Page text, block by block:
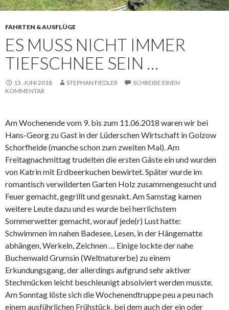
FAHRTEN & AUSFLÜGE
ES MUSS NICHT IMMER
TIEFSCHNEE SEIN …
13. JUNI 2018 STEPHAN FIEDLER
SCHREIBE EINEN
KOMMENTAR
Am Wochenende vom 9. bis zum 11.06.2018 waren wir bei
Hans-Georg zu Gast in der Lüderschen Wirtschaft in Golzow
Schorfheide (manche schon zum zweiten Mal). Am
Freitagnachmittag trudelten die ersten Gäste ein und wurden
von Katrin mit Erdbeerkuchen bewirtet. Später wurde im
romantisch verwilderten Garten Holz zusammengesucht und
Feuer gemacht, gegrillt und gesnakt. Am Samstag kamen
weitere Leute dazu und es wurde bei herrlichstem
Sommerwetter gemacht, worauf jede(r) Lust hatte:
Schwimmen im nahen Badesee, Lesen, in der Hängematte
abhängen, Werkeln, Zeichnen … Einige lockte der nahe
Buchenwald Grumsin (Weltnaturerbe) zu einem
Erkundungsgang, der allerdings aufgrund sehr aktiver
Stechmücken leicht beschleunigt absolviert werden musste.
Am Sonntag löste sich die Wochenendtruppe peu a peu nach
einem ausführlichen Frühstück, bei dem auch der ein oder